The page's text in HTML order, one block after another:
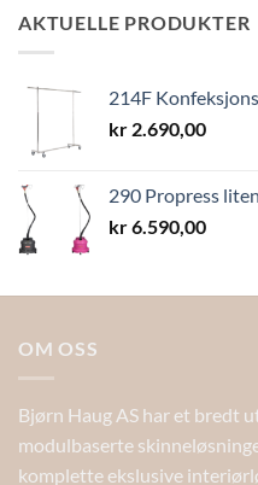
AKTUELLE PRODUKTER
214F
kr 2.690,00
290 Propress liten
kr6.590,00
OM OSS
Bjørn Haug AS har et bredt
modulbaserte
komplette ekslusive